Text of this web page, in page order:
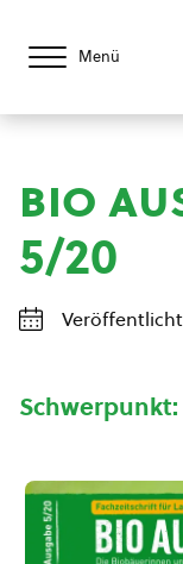
Menü
bio
5/20
Schwerpunkt: